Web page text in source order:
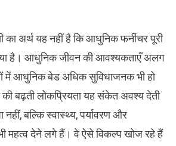
का अर्थ यह नहीं है कि आधुनिक फर्नीचर पूरी
है। आधुनिक जीवन की आवश्यकताएँ अलग
में आधुनिक बेड अधिक सुविधाजनक भी हो
बढ़ती लोकप्रियता यह संकेत अवश्य देती
बल्कि स्वास्थ्य, पर्यावरण और
महत्व देने लगे हैं। वे ऐसे विकल्प खोज रहे हैं